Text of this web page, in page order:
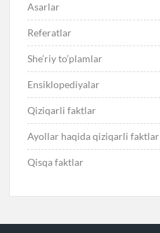
Asarlar
Referatlar
She’riy to’plamlar
Ensiklopediyalar
Qiziqarli faktlar
Ayollar haqida qiziqarli faktlar
Qisqa faktlar